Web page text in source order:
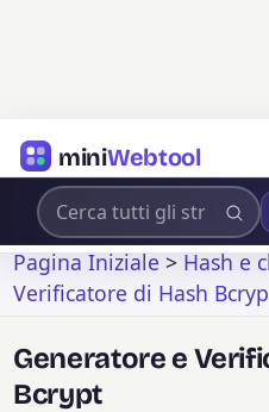
miniWebtool
Pagina Iniziale>Hash e
Verificatore di Hash
Generatore e
Bcrypt